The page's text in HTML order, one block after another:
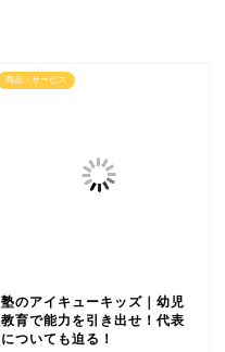
商品・サービス
塾のアイキューキッズ｜幼児
教育で能力を引き出せ！代表
についても迫る！